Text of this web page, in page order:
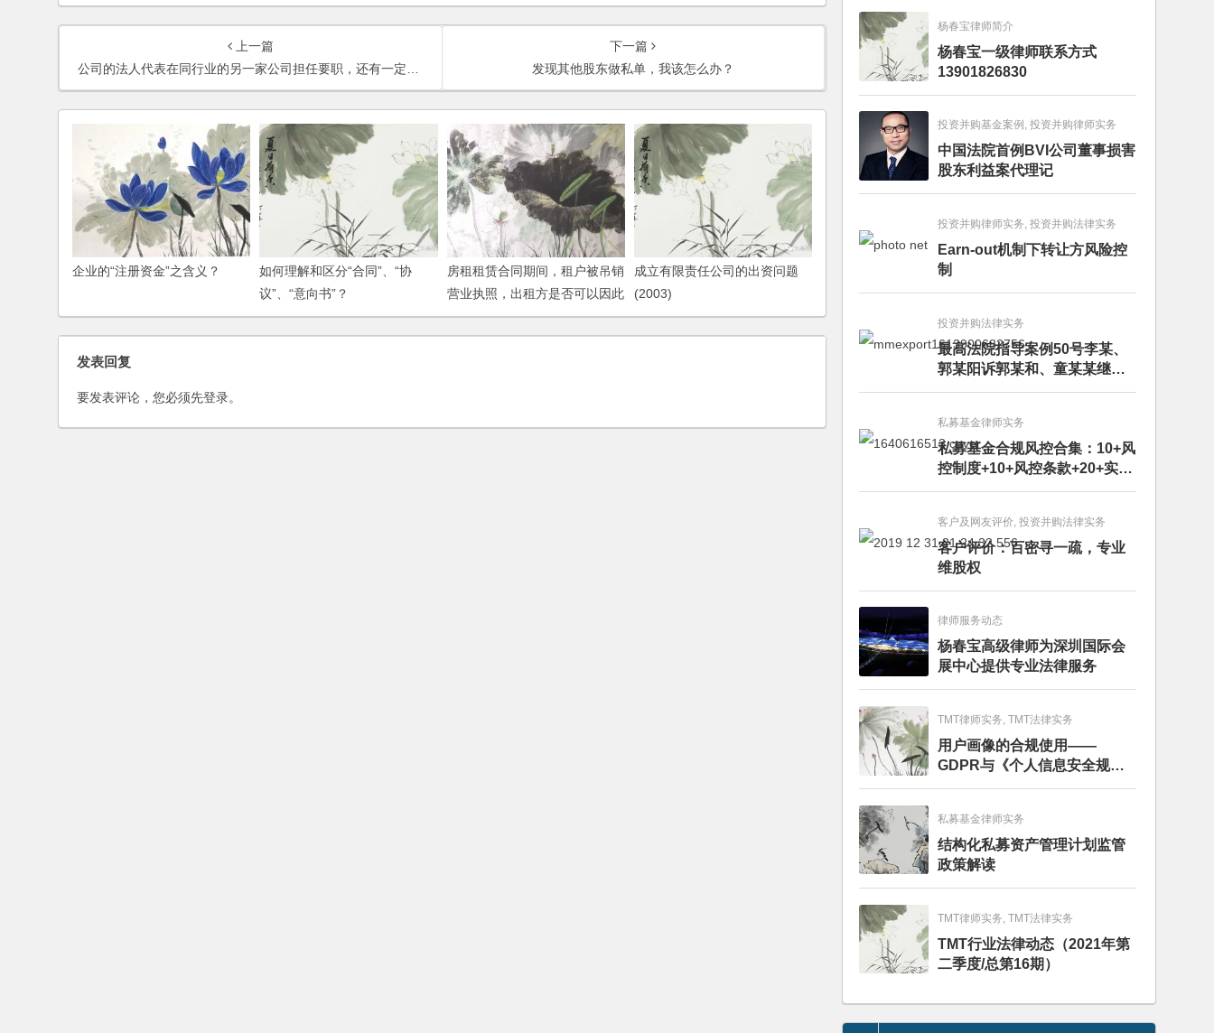
上一篇
公司的法人代表在同行业的另一家公司担任要职，还有一定的干股，算不算违法？
下一篇
发现其他股东做私单，我该怎么办？
企业的“注册资金”之含义？
如何理解和区分“合同”、“协
议”、“意向书”？
房租租赁合同期间，租户被吊销
营业执照，出租方是否可以因此
终止合同？
成立有限责任公司的出资问题
(2003)
发表回复
要发表评论，您必须先登录。
杨春宝律师简介
杨春宝一级律师联系方式
13901826830
投资并购基金案例, 投资并购律师实务
中国法院首例BVI公司董事损害
股东利益案代理记
投资并购律师实务, 投资并购法律实务
Earn-out机制下转让方风险控
制
投资并购法律实务
最高法院指导案例50号李某、
郭某阳诉郭某和、童某某继承
纠纷案
私募基金律师实务
私募基金合规风控合集：10+风
控制度+10+风控条款+20+实务
文章+每月动态
客户及网友评价, 投资并购法律实务
客户评价：百密寻一疏，专业
维股权
律师服务动态
杨春宝高级律师为深圳国际会
展中心提供专业法律服务
TMT律师实务, TMT法律实务
用户画像的合规使用——
GDPR与《个人信息安全规
范》的比较分析
私募基金律师实务
结构化私募资产管理计划监管
政策解读
TMT律师实务, TMT法律实务
TMT行业法律动态（2021年第
二季度/总第16期）